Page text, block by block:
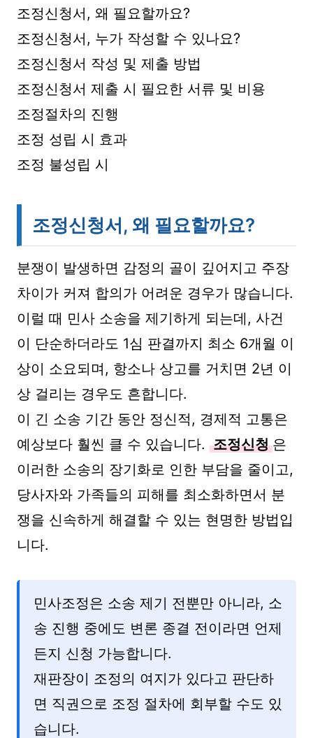
조정신청서, 왜 필요할까요?
조정신청서, 누가 작성할 수 있나요?
조정신청서 작성 및 제출 방법
조정신청서 제출 시 필요한 서류 및 비용
조정절차의 진행
조정 성립 시 효과
조정 불성립 시
조정신청서, 왜 필요할까요?
분쟁이 발생하면 감정의 골이 깊어지고 주장
차이가 커져 합의가 어려운 경우가 많습니다.
이럴 때 민사 소송을 제기하게 되는데, 사건
이 단순하더라도 1심 판결까지 최소 6개월 이
상이 소요되며, 항소나 상고를 거치면 2년 이
상 걸리는 경우도 흔합니다.
이 긴 소송 기간 동안 정신적, 경제적 고통은
예상보다 훨씬 클 수 있습니다. 조정신청 은
이러한 소송의 장기화로 인한 부담을 줄이고,
당사자와 가족들의 피해를 최소화하면서 분
쟁을 신속하게 해결할 수 있는 현명한 방법입
니다.
민사조정은 소송 제기 전뿐만 아니라, 소
송 진행 중에도 변론 종결 전이라면 언제
든지 신청 가능합니다.
재판장이 조정의 여지가 있다고 판단하
면 직권으로 조정 절차에 회부할 수도 있
습니다.